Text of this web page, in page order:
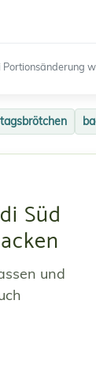
Süd
und